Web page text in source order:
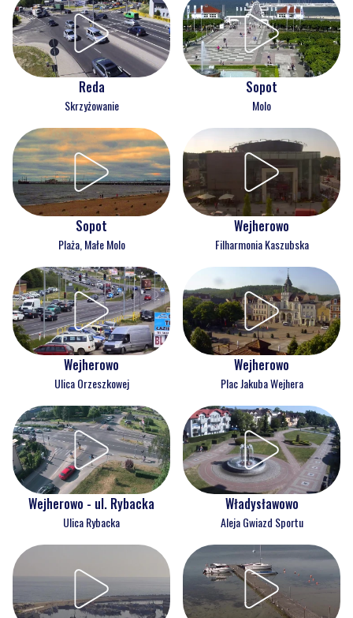
Reda
Skrzyżowanie
Sopot
Molo
Sopot
Plaża, Małe Molo
Wejherowo
Filharmonia Kaszubska
Wejherowo
Ulica Orzeszkowej
Wejherowo
Plac Jakuba Wejhera
Wejherowo - ul. Rybacka
Ulica Rybacka
Władysławowo
Aleja Gwiazd Sportu